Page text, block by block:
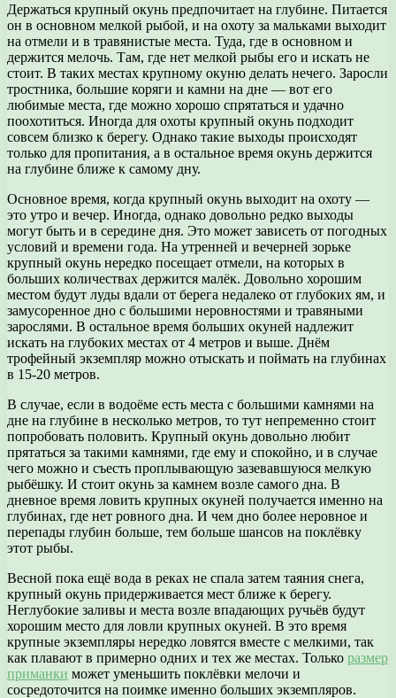
Держаться крупный окунь предпочитает на глубине. Питается
он в основном мелкой рыбой, и на охоту за мальками выходит
на отмели и в травянистые места. Туда, где в основном и
держится мелочь. Там, где нет мелкой рыбы его и искать не
стоит. В таких местах крупному окуню делать нечего. Заросли
тростника, большие коряги и камни на дне — вот его
любимые места, где можно хорошо спрятаться и удачно
поохотиться. Иногда для охоты крупный окунь подходит
совсем близко к берегу. Однако такие выходы происходят
только для пропитания, а в остальное время окунь держится
на глубине ближе к самому дну.
Основное время, когда крупный окунь выходит на охоту —
это утро и вечер. Иногда, однако довольно редко выходы
могут быть и в середине дня. Это может зависеть от погодных
условий и времени года. На утренней и вечерней зорьке
крупный окунь нередко посещает отмели, на которых в
больших количествах держится малёк. Довольно хорошим
местом будут луды вдали от берега недалеко от глубоких ям, и
замусоренное дно с большими неровностями и травяными
зарослями. В остальное время больших окуней надлежит
искать на глубоких местах от 4 метров и выше. Днём
трофейный экземпляр можно отыскать и поймать на глубинах
в 15-20 метров.
В случае, если в водоёме есть места с большими камнями на
дне на глубине в несколько метров, то тут непременно стоит
попробовать половить. Крупный окунь довольно любит
прятаться за такими камнями, где ему и спокойно, и в случае
чего можно и съесть проплывающую зазевавшуюся мелкую
рыбёшку. И стоит окунь за камнем возле самого дна. В
дневное время ловить крупных окуней получается именно на
глубинах, где нет ровного дна. И чем дно более неровное и
перепады глубин больше, тем больше шансов на поклёвку
этот рыбы.
Весной пока ещё вода в реках не спала затем таяния снега,
крупный окунь придерживается мест ближе к берегу.
Неглубокие заливы и места возле впадающих ручьёв будут
хорошим место для ловли крупных окуней. В это время
крупные экземпляры нередко ловятся вместе с мелкими, так
как плавают в примерно одних и тех же местах. Только размер
приманки может уменьшить поклёвки мелочи и
сосредоточится на поимке именно больших экземпляров.